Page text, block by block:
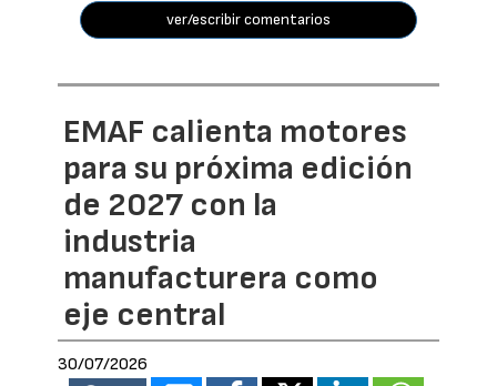
ver/escribir comentarios
EMAF calienta motores
para su próxima edición
de 2027 con la
industria
manufacturera como
eje central
30/07/2026